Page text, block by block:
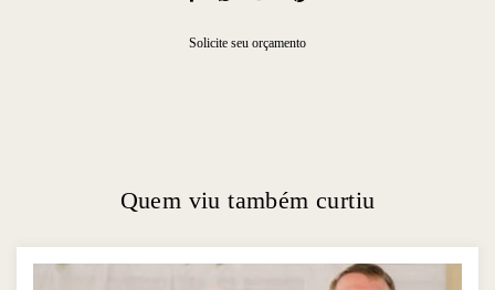
Solicite seu orçamento
Quem viu também curtiu